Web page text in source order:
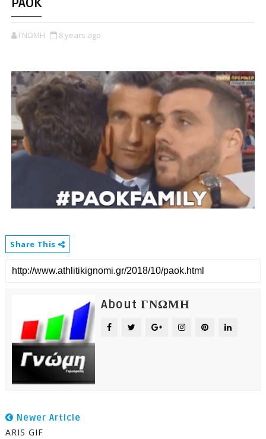
ΓΝΩΜΗ 8 years ago
Share This
About ΓΝΩΜΗ
Newer Article
ARIS GIF